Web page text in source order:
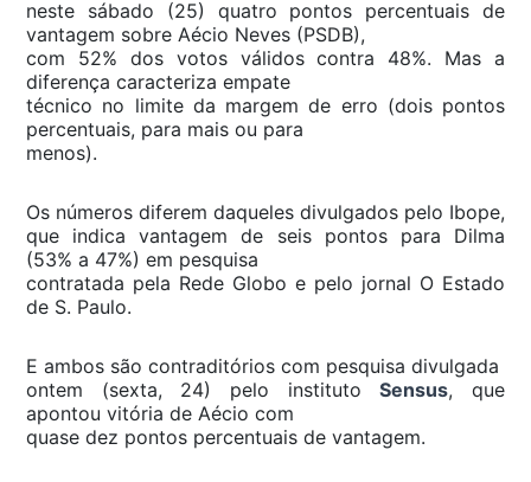
neste sábado (25) quatro pontos percentuais de
vantagem sobre Aécio Neves (PSDB),
com 52% dos votos válidos contra 48%. Mas a
diferença caracteriza empate
técnico no limite da margem de erro (dois pontos
percentuais, para mais ou para
menos).
Os números diferem daqueles divulgados pelo Ibope,
que indica vantagem de seis pontos para Dilma
(53% a 47%) em pesquisa
contratada pela Rede Globo e pelo jornal O Estado
de S. Paulo.
E ambos são contraditórios com pesquisa divulgada
ontem (sexta, 24) pelo institutoSensus, que
apontou vitória de Aécio com
quase dez pontos percentuais de vantagem.